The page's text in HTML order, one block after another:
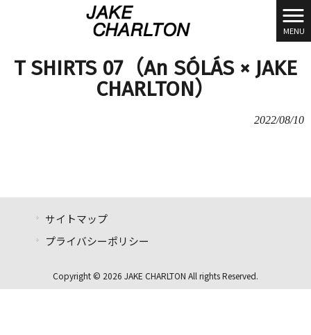
MENU
T SHIRTS 07（An SÓLÁS × JAKE
CHARLTON）
2022/08/10
サイトマップ
プライバシーポリシー
Copyright © 2026 JAKE CHARLTON All rights Reserved.